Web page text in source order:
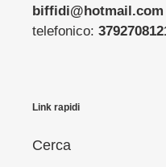
biffidi@hotmail.com
telefonico:
Link rapidi
Cerca